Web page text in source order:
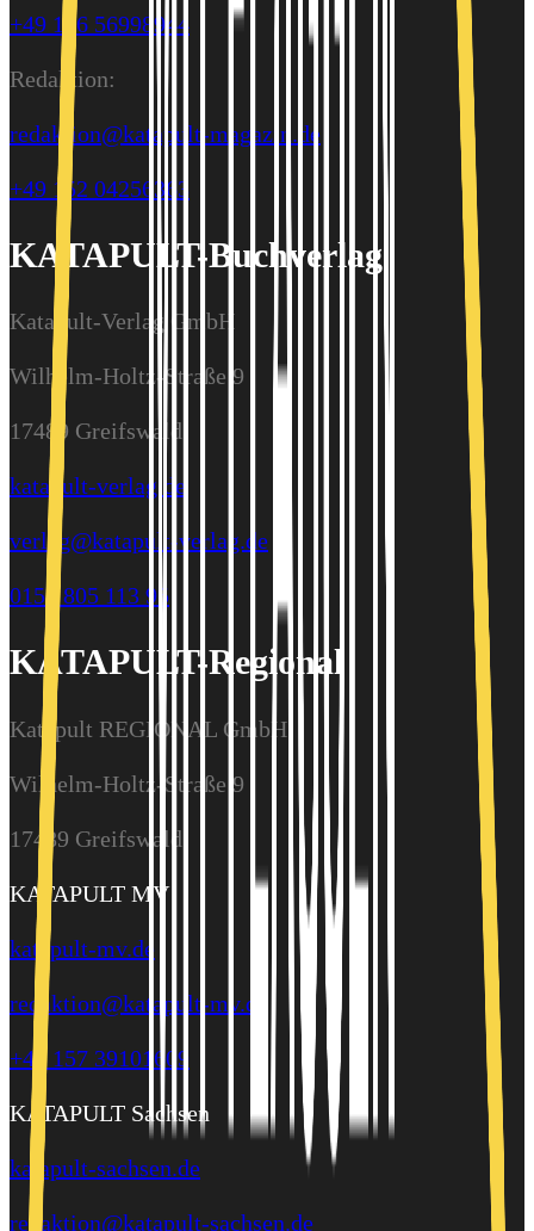
+49 176 56998944
Redaktion:
redaktion@katapult-magazin.de
+49 152 04256363
KATAPULT-Buchverlag
Katapult-Verlag GmbH
Wilhelm-Holtz-Straße 9
17489 Greifswald
katapult-verlag.de
verlag@katapult-verlag.de
0157 805 113 95
KATAPULT-Regional
Katapult REGIONAL GmbH
Wilhelm-Holtz-Straße 9
17489 Greifswald
KATAPULT MV
katapult-mv.de
redaktion@katapult-mv.de
+49 157 39101609
KATAPULT Sachsen
katapult-sachsen.de
redaktion@katapult-sachsen.de